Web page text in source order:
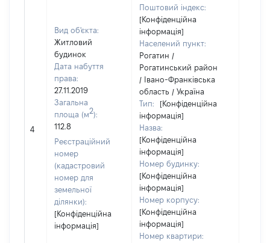
4
Вид об'єкта:
Житловий
будинок
Дата набуття
права:
27.11.2019
Загальна
площа (м2):
112.8
Реєстраційний
номер
(кадастровий
номер для
земельної
ділянки):
[Конфіденційна
інформація]
Поштовий індекс:
[Конфіденційна
інформація]
Населений пункт:
Рогатин /
Рогатинський район
/ Івано-Франківська
область / Україна
Тип:
[Конфіденційна
інформація]
Назва:
[Конфіденційна
інформація]
Номер будинку:
[Конфіденційна
інформація]
Номер корпусу:
[Конфіденційна
інформація]
Номер квартири: